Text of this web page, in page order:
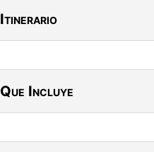
Itinerario
Que Incluye